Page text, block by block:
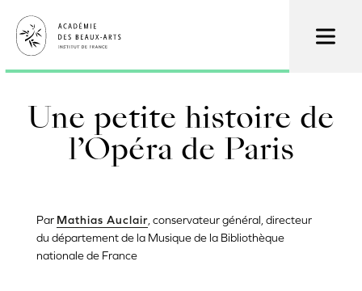
main
content
Une petite histoire de
l’Opéra de Paris
Par Mathias Auclair, conservateur général, directeur
du département de la Musique de la Bibliothèque
nationale de France